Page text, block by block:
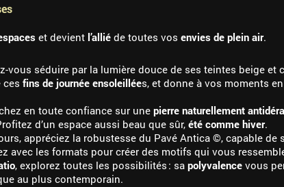
et devient l’allié de toutes vos envies de plein air.
vous séduire par la lumière douce de ses teintes beige et
ces fins de journée ensoleillées, et donne à vos moments
en toute confiance sur une pierre naturellement
d’un espace aussi beau que sûr, été comme hiver.
appréciez la robustesse du Pavé Antica ©, capable de
avec les formats pour créer des motifs qui vous
, explorez toutes les possibilités : sa polyvalence vous
au plus contemporain.